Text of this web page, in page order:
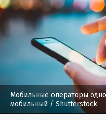
Мобильные операторы
мобильный / Shutterstock